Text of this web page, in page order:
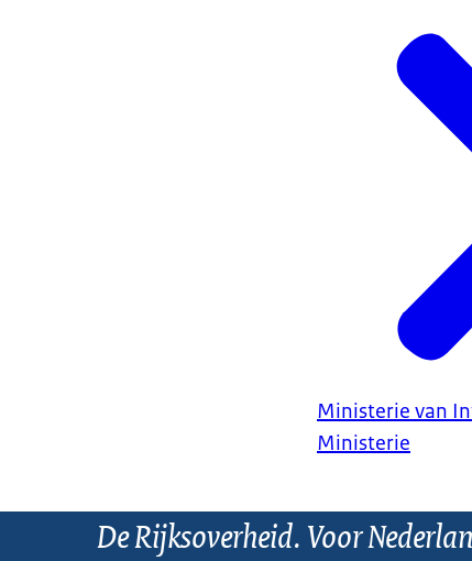
Ministerie van
Ministerie
De Rijksoverheid. Voor